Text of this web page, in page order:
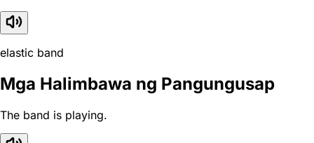
elastic band
Mga Halimbawa ng Pangungusap
The band is playing.